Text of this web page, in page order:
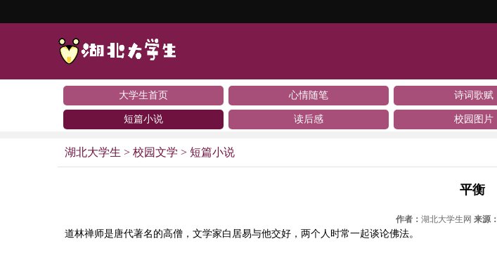
大学生首页 心情随笔 诗词歌赋
短篇小说 读后感 校园图片
湖北大学生 > 校园文学 > 短篇小说
平衡
作者： 湖北大学生网 来源：
道林禅师是唐代著名的高僧，文学家白居易与他交好，两个人时常一起谈论佛法。